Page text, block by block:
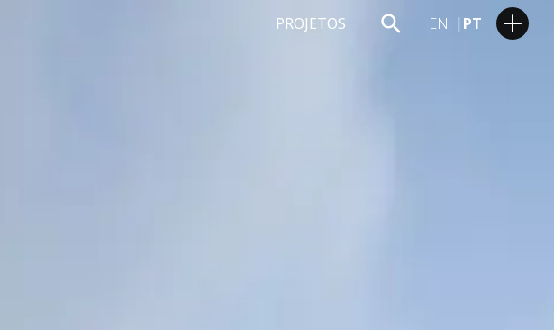
PROJETOS EN PT